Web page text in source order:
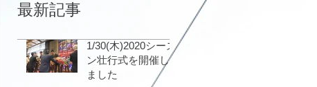
最新記事
1/30(木)2020シーズ
ン壮行式を開催し
ました